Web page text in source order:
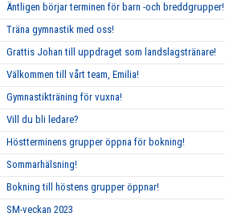
Äntligen börjar terminen för barn -och breddgrupper!
Träna gymnastik med oss!
Grattis Johan till uppdraget som landslagstränare!
Välkommen till vårt team, Emilia!
Gymnastikträning för vuxna!
Vill du bli ledare?
Höstterminens grupper öppna för bokning!
Sommarhälsning!
Bokning till höstens grupper öppnar!
SM-veckan 2023